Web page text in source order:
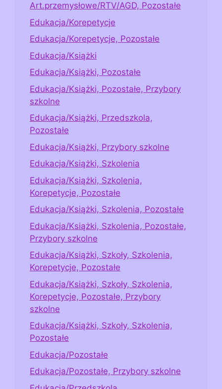
Art.przemysłowe/RTV/AGD, Pozostałe
Edukacja/Korepetycje
Edukacja/Korepetycje, Pozostałe
Edukacja/Książki
Edukacja/Książki, Pozostałe
Edukacja/Książki, Pozostałe, Przybory
szkolne
Edukacja/Książki, Przedszkola,
Pozostałe
Edukacja/Książki, Przybory szkolne
Edukacja/Książki, Szkolenia
Edukacja/Książki, Szkolenia,
Korepetycje, Pozostałe
Edukacja/Książki, Szkolenia, Pozostałe
Edukacja/Książki, Szkolenia, Pozostałe,
Przybory szkolne
Edukacja/Książki, Szkoły, Szkolenia,
Korepetycje, Pozostałe
Edukacja/Książki, Szkoły, Szkolenia,
Korepetycje, Pozostałe, Przybory
szkolne
Edukacja/Książki, Szkoły, Szkolenia,
Pozostałe
Edukacja/Pozostałe
Edukacja/Pozostałe, Przybory szkolne